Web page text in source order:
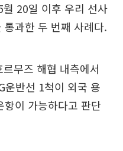
20일 이후 우리 선사
과한 두 번째 사례다.
무즈 해협 내측에서
운반선 1척이 외국 용
이 가능하다고 판단